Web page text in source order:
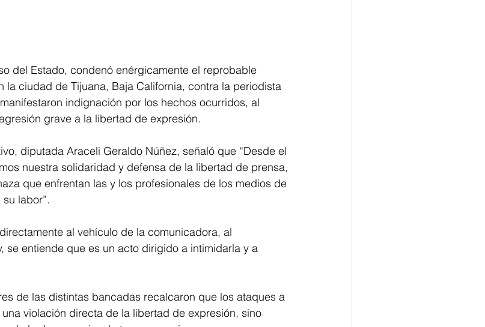
del Estado, condenó enérgicamente el reprobable
la ciudad de Tijuana, Baja California, contra la periodista
indignación por los hechos ocurridos, al
grave a la libertad de expresión.
diputada Araceli Geraldo Núñez, señaló que “Desde el
nuestra solidaridad y defensa de la libertad de prensa,
que enfrentan las y los profesionales de los medios de
labor”.
al vehículo de la comunicadora, al
se entiende que es un acto dirigido a intimidarla y a
de las distintas bancadas recalcaron que los ataques a
violación directa de la libertad de expresión, sino